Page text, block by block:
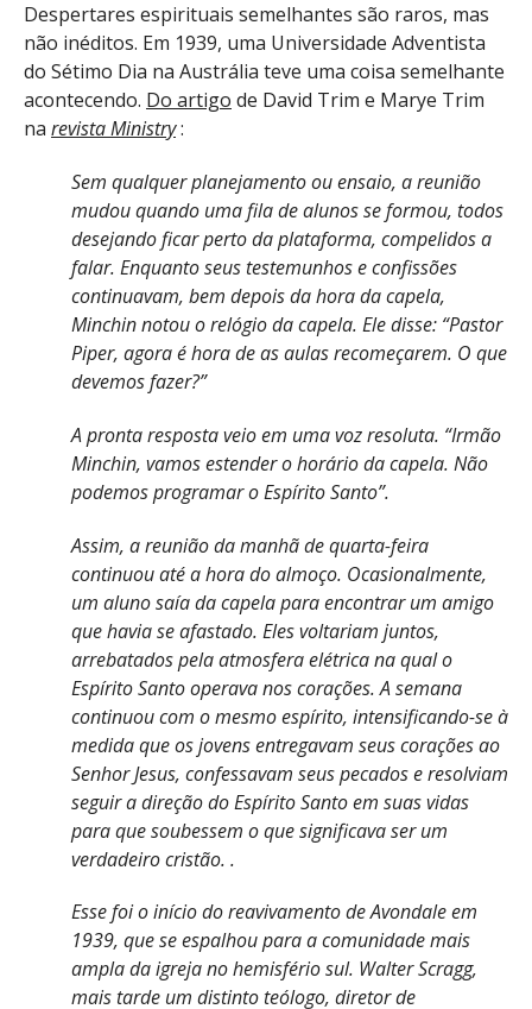
Despertares espirituais semelhantes são raros, mas
não inéditos. Em 1939, uma Universidade Adventista
do Sétimo Dia na Austrália teve uma coisa semelhante
acontecendo. Do artigo de David Trim e Marye Trim
na revista Ministry:
Sem qualquer planejamento ou ensaio, a reunião
mudou quando uma fila de alunos se formou, todos
desejando ficar perto da plataforma, compelidos a
falar. Enquanto seus testemunhos e confissões
continuavam, bem depois da hora da capela,
Minchin notou o relógio da capela. Ele disse: “Pastor
Piper, agora é hora de as aulas recomeçarem. O que
devemos fazer?”
A pronta resposta veio em uma voz resoluta. “Irmão
Minchin, vamos estender o horário da capela. Não
podemos programar o Espírito Santo”.
Assim, a reunião da manhã de quarta-feira
continuou até a hora do almoço. Ocasionalmente,
um aluno saía da capela para encontrar um amigo
que havia se afastado. Eles voltariam juntos,
arrebatados pela atmosfera elétrica na qual o
Espírito Santo operava nos corações. A semana
continuou com o mesmo espírito, intensificando-se à
medida que os jovens entregavam seus corações ao
Senhor Jesus, confessavam seus pecados e resolviam
seguir a direção do Espírito Santo em suas vidas
para que soubessem o que significava ser um
verdadeiro cristão. .
Esse foi o início do reavivamento de Avondale em
1939, que se espalhou para a comunidade mais
ampla da igreja no hemisfério sul. Walter Scragg,
mais tarde um distinto teólogo, diretor de